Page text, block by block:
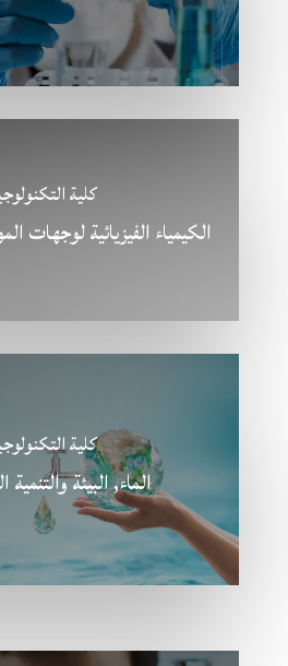
كلية
الكيمياء الفيزيائية لوجهات
كلية
الماء, البيئة